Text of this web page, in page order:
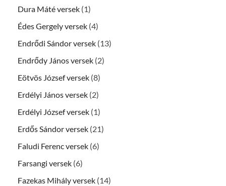
Dura Máté versek (1)
Édes Gergely versek (4)
Endrődi Sándor versek (13)
Endrődy János versek (2)
Eötvös József versek (8)
Erdélyi János versek (2)
Erdélyi József versek (1)
Erdős Sándor versek (21)
Faludi Ferenc versek (6)
Farsangi versek (6)
Fazekas Mihály versek (14)